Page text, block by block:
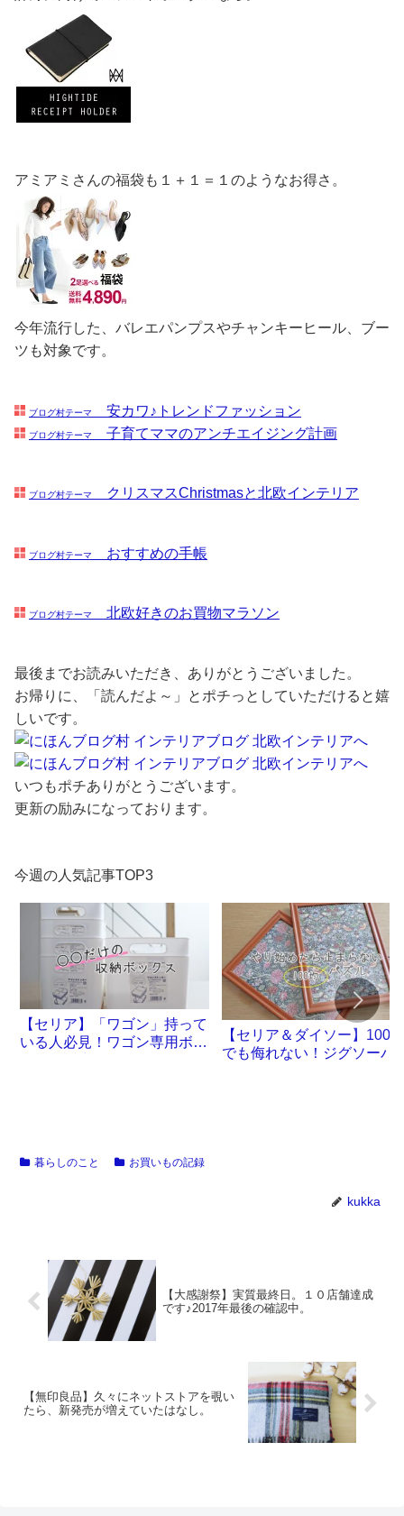
アミアミさんの福袋も１＋１＝１のようなお得さ。
今年流行した、バレエパンプスやチャンキーヒール、ブー
ツも対象です。
ブログ村テーマ 安カワ♪トレンドファッション
ブログ村テーマ 子育てママのアンチエイジング計画
ブログ村テーマ クリスマスChristmasと北欧インテリア
ブログ村テーマ おすすめの手帳
ブログ村テーマ 北欧好きのお買物マラソン
最後までお読みいただき、ありがとうございました。
お帰りに、「読んだよ～」とポチっとしていただけると嬉
しいです。
いつもポチありがとうございます。
更新の励みになっております。
今週の人気記事TOP3
【セリア】「ワゴン」持って
いる人必見！ワゴン専用ボッ
【セリア＆ダイソー】100円
でも侮れない！ジグソーパ
暮らしのこと お買いもの記録
kukka
【大感謝祭】実質最終日。１０店舗達成
です♪2017年最後の確認中。
【無印良品】久々にネットストアを覗い
たら、新発売が増えていたはなし。